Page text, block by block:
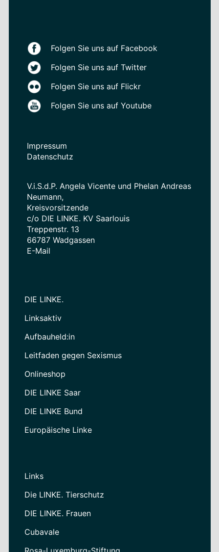
Folgen Sie uns auf Facebook
Folgen Sie uns auf Twitter
Folgen Sie uns auf Flickr
Folgen Sie uns auf Youtube
Impressum
Datenschutz
V.i.S.d.P. Angela Vicente und Phelan Andreas
Neumann,
Kreisvorsitzende
c/o DIE LINKE. KV Saarlouis
Treppenstr. 13
66787 Wadgassen
E-Mail
DIE LINKE.
Linksaktiv
Aufbauheld:in
Leitfaden gegen Sexismus
Onlineshop
DIE LINKE Saar
DIE LINKE Bund
Europäische Linke
Links
Die LINKE. Tierschutz
DIE LINKE. Frauen
Cubavale